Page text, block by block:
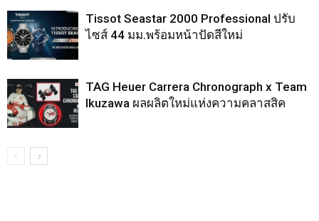
Tissot Seastar 2000 Professional ปรับ
ไซส์ 44 มม.พร้อมหน้าปัดสีใหม่
TAG Heuer Carrera Chronograph x Team
Ikuzawa ผลผลิตใหม่แห่งความคลาสสิค